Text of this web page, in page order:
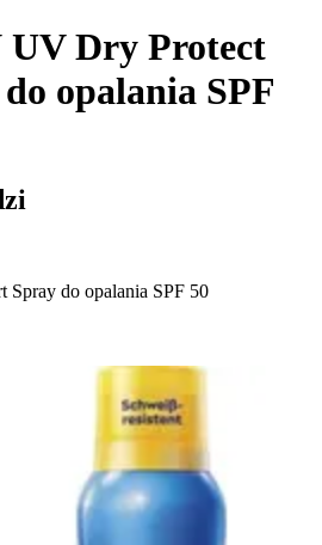
Dry Protect
opalania SPF
do opalania SPF 50